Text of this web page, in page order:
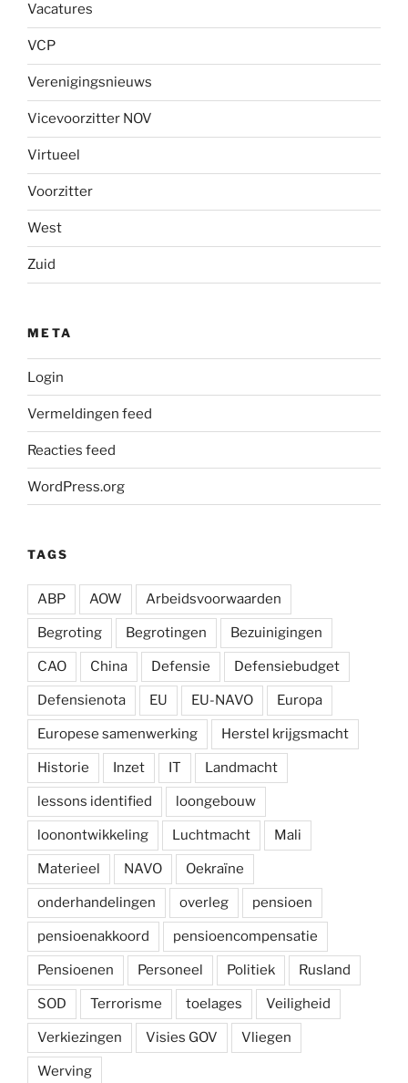
Vacatures
VCP
Verenigingsnieuws
Vicevoorzitter NOV
Virtueel
Voorzitter
West
Zuid
META
Login
Vermeldingen feed
Reacties feed
WordPress.org
TAGS
ABP AOW Arbeidsvoorwaarden
Begroting Begrotingen Bezuinigingen
CAO China Defensie Defensiebudget
Defensienota EU EU-NAVO Europa
Europese samenwerking Herstel krijgsmacht
Historie Inzet IT Landmacht
lessons identified loongebouw
loonontwikkeling Luchtmacht Mali
Materieel NAVO Oekraïne
onderhandelingen overleg pensioen
pensioenakkoord pensioencompensatie
Pensioenen Personeel Politiek Rusland
SOD Terrorisme toelages Veiligheid
Verkiezingen Visies GOV Vliegen
Werving